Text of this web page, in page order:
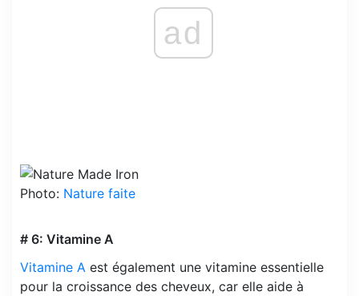
ad
Photo: Nature faite
# 6: Vitamine A
Vitamine A est également une vitamine essentielle
pour la croissance des cheveux, car elle aide à